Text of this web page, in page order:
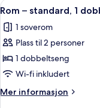
Åpne
alle
bildene
av
Rom
–
standard,
1
12
Rom – standard, 1
1 soverom
Plass til 2 personer
1 dobbeltseng
Wi-fi inkludert
Mer informasjon
Mer